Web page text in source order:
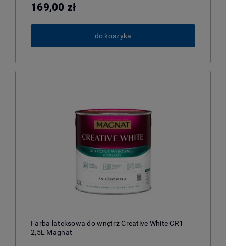
169,00 zł
do koszyka
Farba lateksowa do wnętrz Creative White CR1
2,5L Magnat